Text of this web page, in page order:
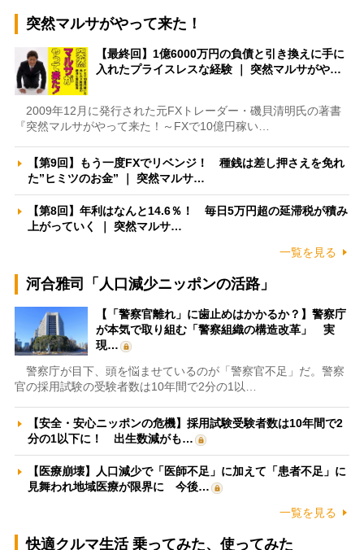
突然マルサがやって来た！
【最終回】1億6000万円の負債と引き換えに手に
入れたプライスレスな経験 ｜ 突然マルサがや…
2009年12月に発行された元FXトレーダー・磯貝清明氏の著書
『突然マルサがやって来た！～FXで10億円稼い…
【第9回】もう一度FXでリベンジ！ 種銭は差し押さえを免れ
た”ヒミツのお金” ｜ 突然マルサ…
【第8回】年利はなんと14.6％！ 毎日5万円超の延滞税が積み
上がっていく ｜ 突然マルサ…
一覧を見る
河合雅司「人口減少ニッポンの活路」
【「警察官離れ」に歯止めはかかるか？】警察庁
が本気で取り組む「警察組織の構造改革」 実
現…
警察庁が目下、頭を悩ませているのが「警察官不足」だ。警察
官の採用試験の受験者数は10年間で2分の1以…
【安全・安心ニッポンの危機】採用試験受験者数は10年間で2
分の1以下に！ 出生数減がも…
【医療崩壊】人口減少で「医師不足」に加えて「患者不足」に
見舞われ地域医療が限界に 今後…
一覧を見る
快適クルマ生活 乗ってみた、使ってみた